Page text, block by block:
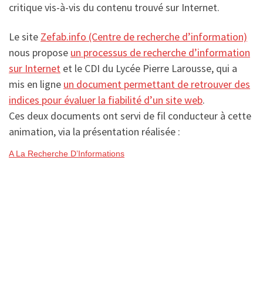
critique vis-à-vis du contenu trouvé sur Internet.
Le site Zefab.info (Centre de recherche d’information)
nous propose un processus de recherche d’information
sur Internet et le CDI du Lycée Pierre Larousse, qui a
mis en ligne un document permettant de retrouver des
indices pour évaluer la fiabilité d’un site web.
Ces deux documents ont servi de fil conducteur à cette
animation, via la présentation réalisée :
A La Recherche D’Informations